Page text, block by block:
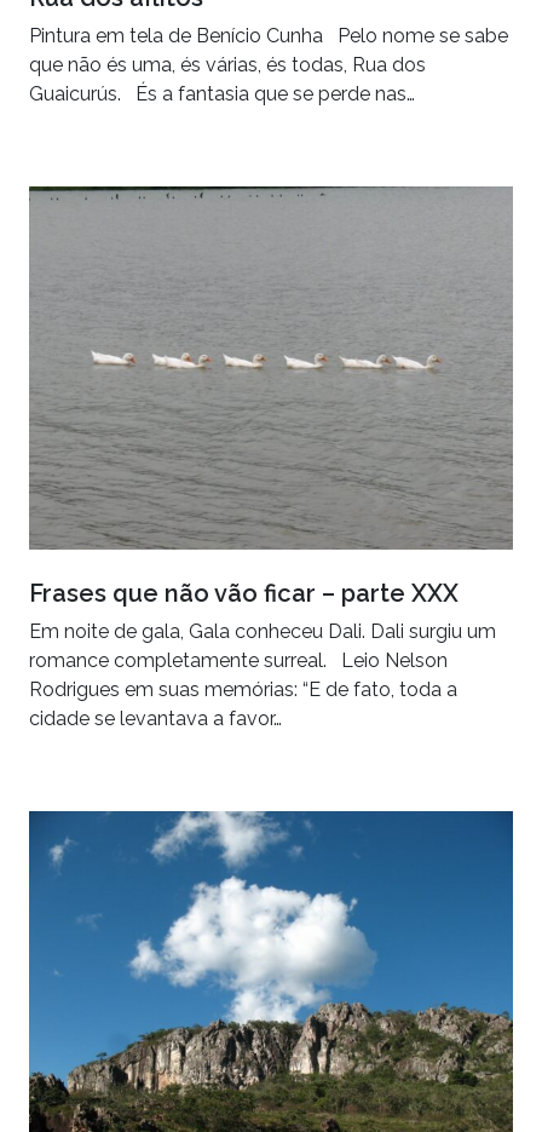
Pintura em tela de Benício Cunha Pelo nome se sabe
que não és uma, és várias, és todas, Rua dos
Guaicurús. És a fantasia que se perde nas…
Frases que não vão ficar – parte XXX
Em noite de gala, Gala conheceu Dali. Dali surgiu um
romance completamente surreal. Leio Nelson
Rodrigues em suas memórias: “E de fato, toda a
cidade se levantava a favor…